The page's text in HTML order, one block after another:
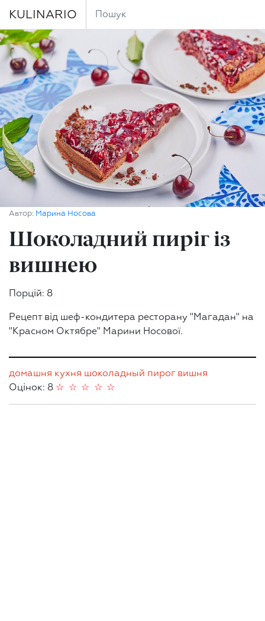
KULINARIO
Автор: Марина Носова
Шоколадний пиріг із
вишнею
Порцій: 8
Рецепт від шеф-кондитера ресторану "Магадан" на
"Красном Октябре" Марини Носової.
домашня кухня шоколадный пирог вишня
Оцінок: 8
☆
☆
☆
☆
☆